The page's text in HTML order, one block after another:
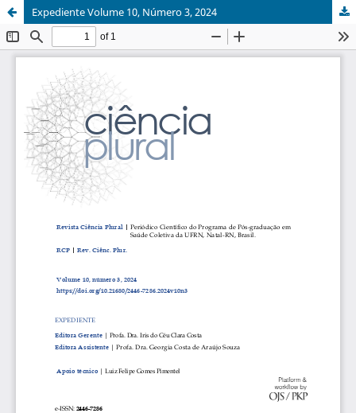
Expediente Volume 10, Número 3, 2024